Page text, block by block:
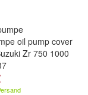
oil pump cover
Zr 750 1000